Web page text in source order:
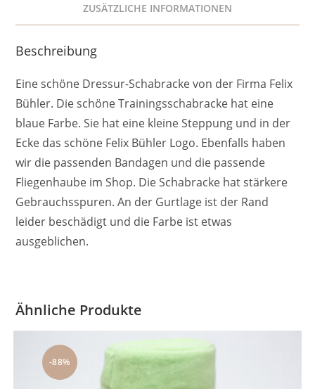
ZUSÄTZLICHE INFORMATIONEN
Beschreibung
Eine schöne Dressur-Schabracke von der Firma Felix
Bühler. Die schöne Trainingsschabracke hat eine
blaue Farbe. Sie hat eine kleine Steppung und in der
Ecke das schöne Felix Bühler Logo. Ebenfalls haben
wir die passenden Bandagen und die passende
Fliegenhaube im Shop. Die Schabracke hat stärkere
Gebrauchsspuren. An der Gurtlage ist der Rand
leider beschädigt und die Farbe ist etwas
ausgeblichen.
Ähnliche Produkte
-88%